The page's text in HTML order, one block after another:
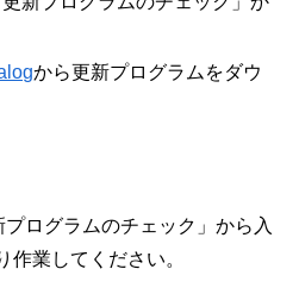
から更新プログラムをダウ
ログラムのチェック」から入
作業してください。